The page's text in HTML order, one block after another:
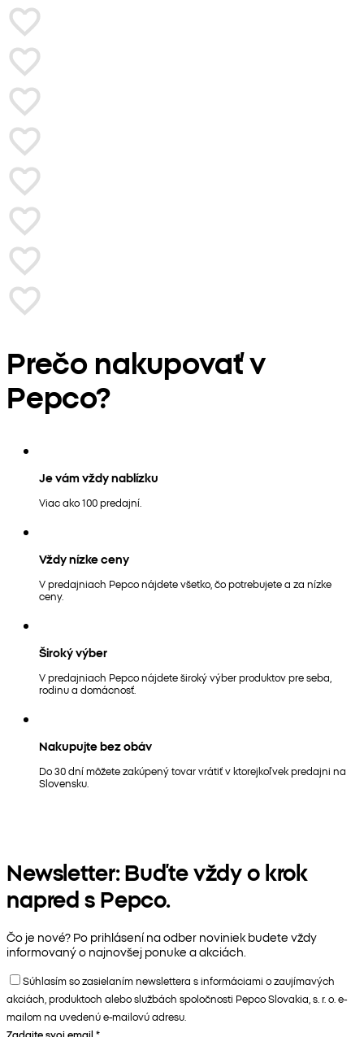
Prečo nakupovať v
Pepco?
Je vám vždy nablízku
Viac ako 100 predajní.
Vždy nízke ceny
V predajniach Pepco nájdete všetko, čo potrebujete a za nízke
ceny.
Široký výber
V predajniach Pepco nájdete široký výber produktov pre seba,
rodinu a domácnosť.
Nakupujte bez obáv
Do 30 dní môžete zakúpený tovar vrátiť v ktorejkoľvek predajni na
Slovensku.
Newsletter: Buďte vždy o krok
napred s Pepco.
Čo je nové? Po prihlásení na odber noviniek budete vždy
informovaný o najnovšej ponuke a akciách.
Súhlasím so zasielaním newslettera s informáciami o zaujímavých
akciách, produktoch alebo službách spoločnosti Pepco Slovakia, s. r. o. e-
mailom na uvedenú e-mailovú adresu.
Zadajte svoj email *